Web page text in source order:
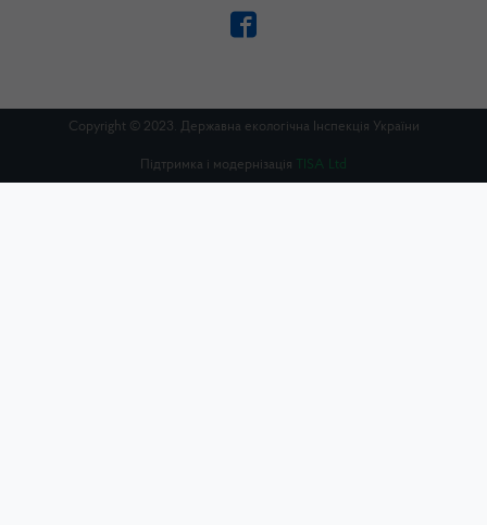
Copyright © 2023. Державна екологічна Інспекція України
Підтримка і модернізація TISA Ltd